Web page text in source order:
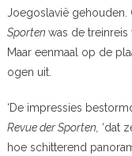
Joegoslavië gehouden.
Sporten was de treinreis
Maar eenmaal op de
ogen uit.
‘De impressies
Revue der Sporten, ‘dat
hoe schitterend